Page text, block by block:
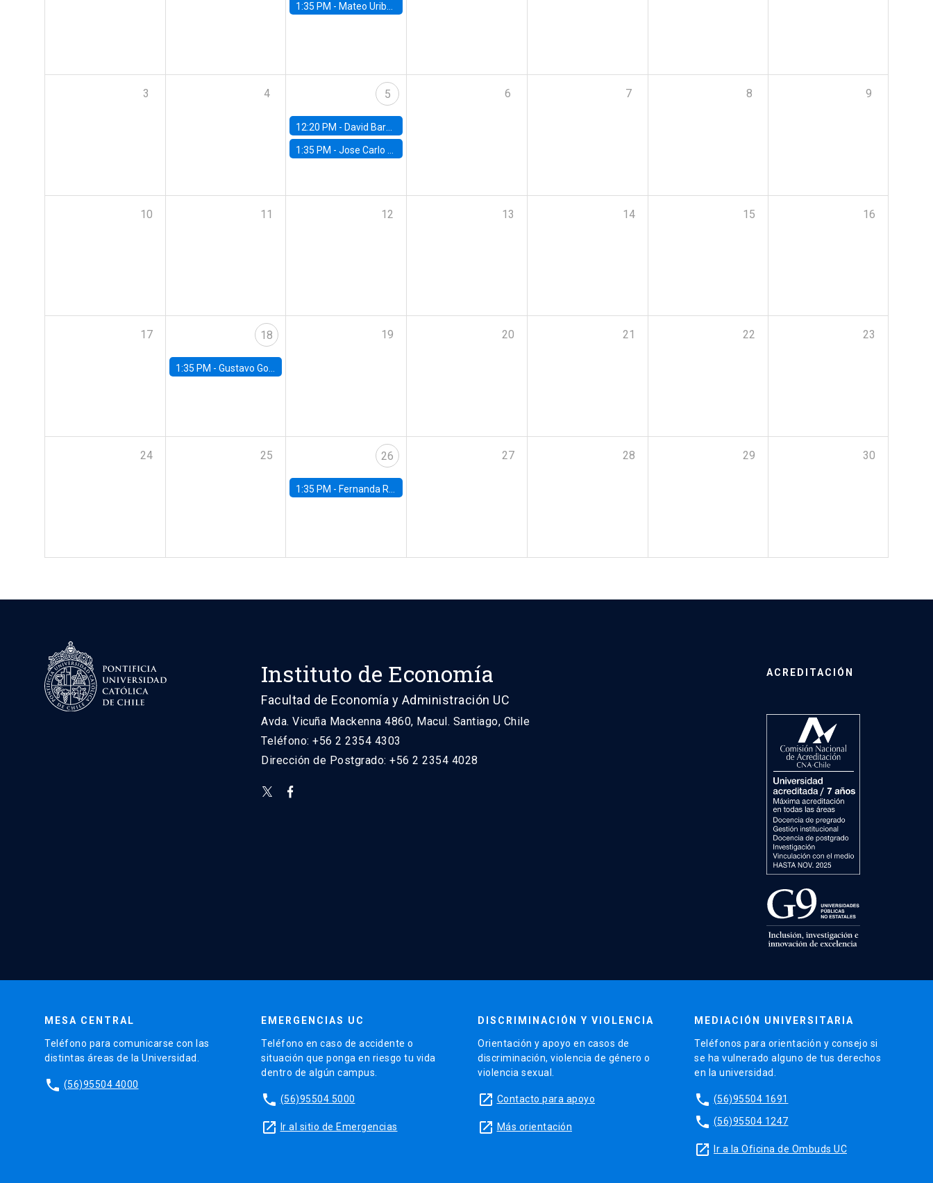
1:35 PM - Mateo Uribe-Castro, Universidad de los Andes (Colombia)
3 4 5
12:20 PM - David Bardey, Universidad de los Andes - CEDE
1:35 PM -Jose Carlo Bermudez, UC (ME) & World Bank
6 7 8 9
10 11 12 13 14 15 16
17 18
1:35 PM - Gustavo González, Banco Central de Chile
19 20 21 22 23
24 25 26
1:35 PM - Fernanda Rojas Ampuero, University of Wisconsin-Madison
27 28 29 30
Instituto de Economía
Facultad de Economía y Administración UC
Avda. Vicuña Mackenna 4860, Macul. Santiago, Chile
Teléfono: +56 2 2354 4303
Dirección de Postgrado: +56 2 2354 4028
ACREDITACIÓN
MESA CENTRAL
Teléfono para comunicarse con las
distintas áreas de la Universidad.
phone (56)95504 4000
EMERGENCIAS UC
Teléfono en caso de accidente o
situación que ponga en riesgo tu vida
dentro de algún campus.
phone (56)95504 5000
launch Ir al sitio de Emergencias
DISCRIMINACIÓN Y VIOLENCIA
Orientación y apoyo en casos de
discriminación, violencia de género o
violencia sexual.
launch Contacto para apoyo
launch Más orientación
MEDIACIÓN UNIVERSITARIA
Teléfonos para orientación y consejo si
se ha vulnerado alguno de tus derechos
en la universidad.
phone (56)95504 1691
phone (56)95504 1247
launch Ir a la Oficina de Ombuds UC